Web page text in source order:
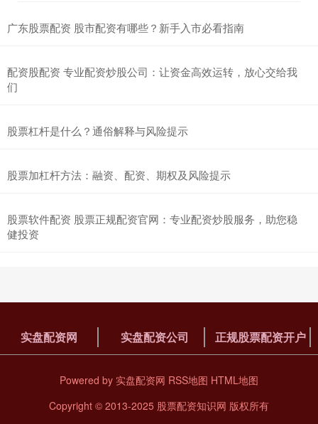
广东股票配资 股市配资有哪些？新手入市必看指南
配资股配资 专业配资炒股公司：让资金高效运转，放心交给我
们
股票杠杆是什么？通俗解释与风险提示
股票加杠杆方法：融资、配资、期权及风险提示
股票软件配资 股票正规配资官网：专业配资炒股服务，助您稳
健投资
实盘配资网 实盘配资公司 正规股票配资开户
Powered by 实盘配资网 RSS地图 HTML地图
Copyright © 2013-2025 股票配资知识网 版权所有